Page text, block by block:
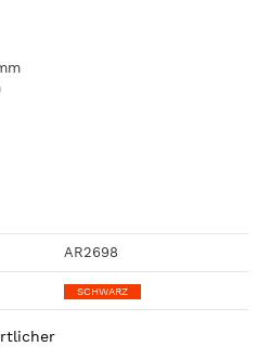
AR2698
SCHWARZ